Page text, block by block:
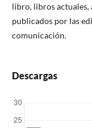
libro, libros actuales,
publicados por las
comunicación.
Descargas